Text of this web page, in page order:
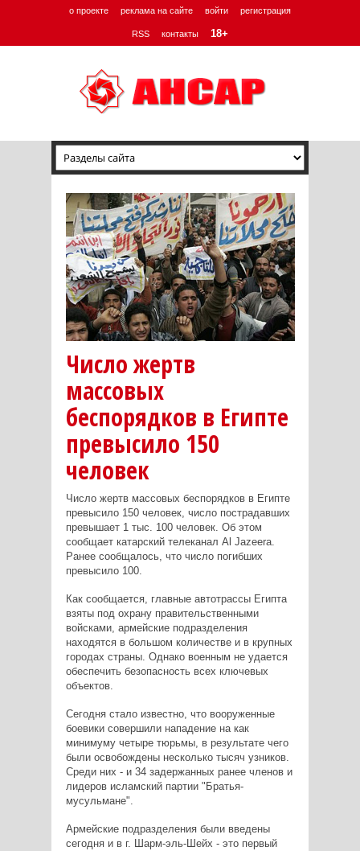
о проекте реклама на сайте войти регистрация
RSS контакты 18+
Число жертв
массовых
беспорядков в Египте
превысило 150
человек
Число жертв массовых беспорядков в Египте
превысило 150 человек, число пострадавших
превышает 1 тыс. 100 человек. Об этом
сообщает катарский телеканал Al Jazeera.
Ранее сообщалось, что число погибших
превысило 100.
Как сообщается, главные автотрассы Египта
взяты под охрану правительственными
войсками, армейские подразделения
находятся в большом количестве и в крупных
городах страны. Однако военным не удается
обеспечить безопасность всех ключевых
объектов.
Сегодня стало известно, что вооруженные
боевики совершили нападение на как
минимуму четыре тюрьмы, в результате чего
были освобождены несколько тысяч узников.
Среди них - и 34 задержанных ранее членов и
лидеров исламский партии "Братья-
мусульмане".
Армейские подразделения были введены
сегодня и в г. Шарм-эль-Шейх - это первый